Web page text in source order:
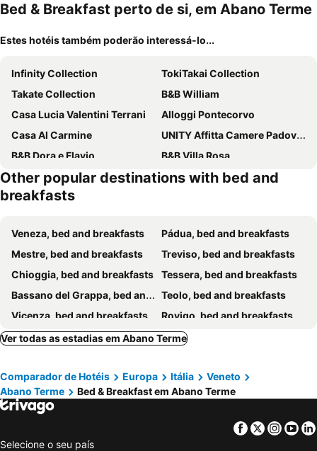
Bed & Breakfast perto de si, em Abano Terme
Estes hotéis também poderão interessá-lo...
Infinity Collection
TokiTakai Collection
Takate Collection
B&B William
Casa Lucia Valentini Terrani
Alloggi Pontecorvo
Casa Al Carmine
UNITY Affitta Camere Padova RC12
B&B Dora e Flavio
B&B Villa Rosa
Residenza Tito Livio Teolo
Farah’s house
Affittacamere Due Mori
B&B Margherita
Other popular destinations with bed and
breakfasts
Veneza, bed and breakfasts
Pádua, bed and breakfasts
Mestre, bed and breakfasts
Treviso, bed and breakfasts
Chioggia, bed and breakfasts
Tessera, bed and breakfasts
Bassano del Grappa, bed and breakfasts
Teolo, bed and breakfasts
Vicenza, bed and breakfasts
Rovigo, bed and breakfasts
Adria, bed and breakfasts
Codevigo, bed and breakfasts
Marostica, bed and breakfasts
Montegrotto Terme, bed and breakfasts
Torri di Quartesolo, bed and breakfasts
Quinto di Treviso, bed and breakfasts
Monselice, bed and breakfasts
Preganziol, bed and breakfasts
Mira, bed and breakfasts
Ver todas as estadias em Abano Terme
Comparador de Hotéis Europa Itália
Veneto
Abano Terme
Bed & Breakfast em Abano Terme
Facebook
Twitter
Selecione o seu país